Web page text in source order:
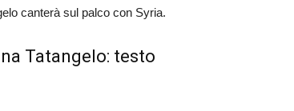
canterà sul palco con Syria.
Tatangelo: testo